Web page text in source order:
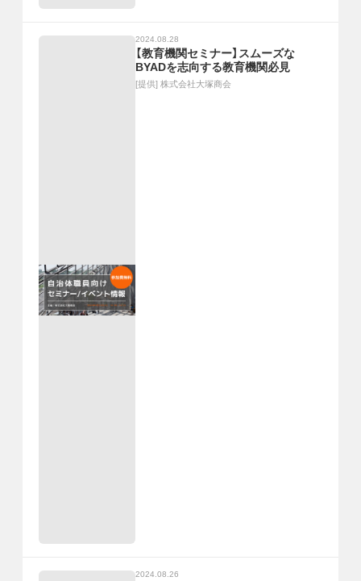
2024.08.28
【教育機関セミナー】スムーズな
BYADを志向する教育機関必見
[提供] 株式会社大塚商会
2024.08.26